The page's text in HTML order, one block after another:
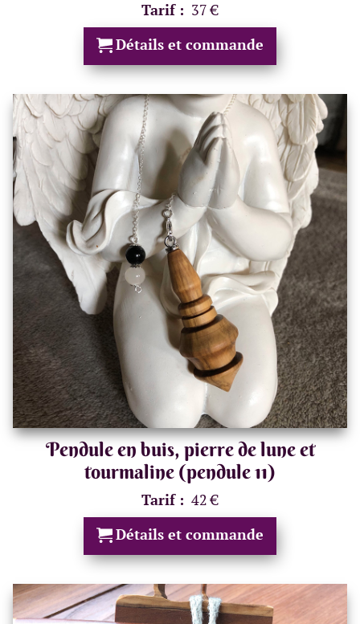
Tarif : 37 €
Détails et commande
Pendule en buis, pierre de lune et
tourmaline (pendule 11)
Tarif : 42 €
Détails et commande